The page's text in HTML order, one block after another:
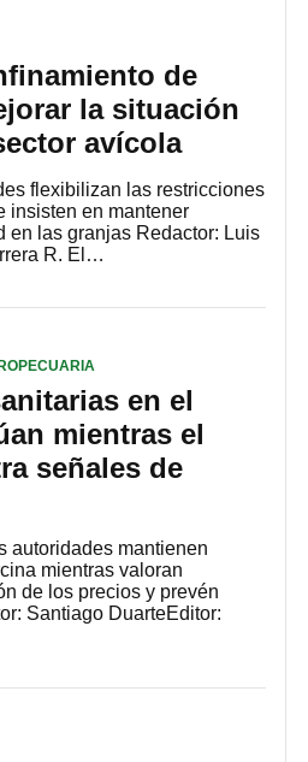
de
la situación
avícola
flexibilizan las restricciones
insisten en mantener
en las granjas Redactor: Luis
R. El…
en el
mientras el
señales de
autoridades mantienen
mientras valoran
de los precios y prevén
Santiago DuarteEditor: